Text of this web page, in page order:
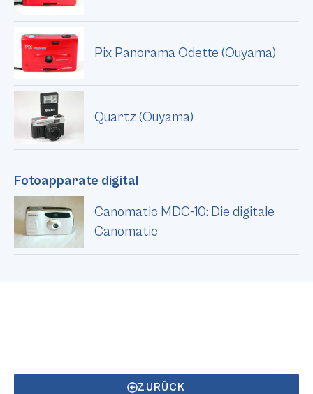
Pix Panorama Odette (Ouyama)
Quartz (Ouyama)
Fotoapparate digital
Canomatic MDC-10: Die digitale
Canomatic
ZURÜCK